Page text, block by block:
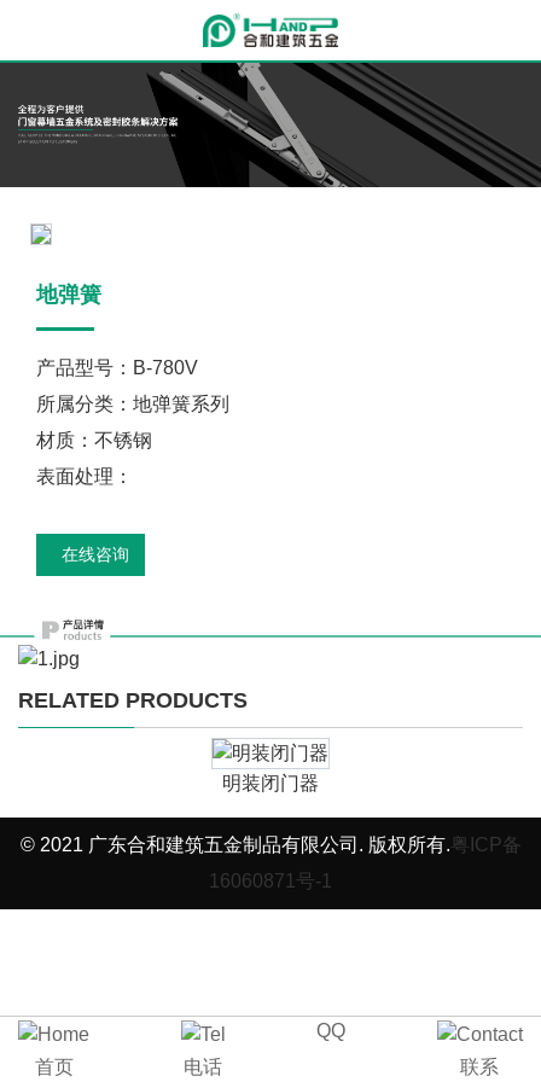
地弹簧
产品型号：B-780V
所属分类：地弹簧系列
材质：不锈钢
表面处理：
在线咨询
RELATED PRODUCTS
明装闭门器
© 2021 广东合和建筑五金制品有限公司. 版权所有.粤ICP备
16060871号-1
首页 电话
QQ
联系